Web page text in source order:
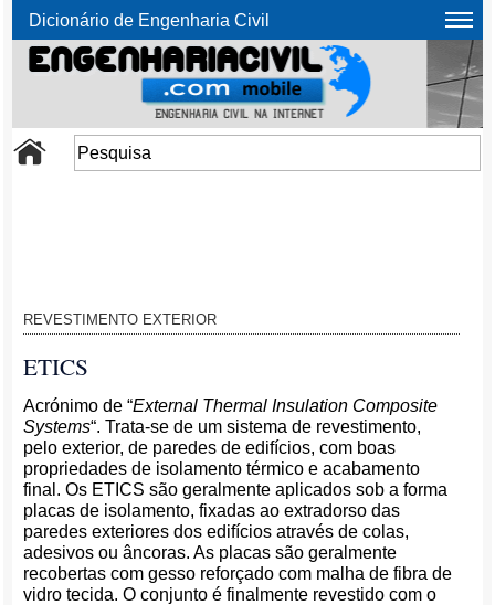
Dicionário de Engenharia Civil
REVESTIMENTO EXTERIOR
ETICS
Acrónimo de “External Thermal Insulation Composite
Systems“. Trata-se de um sistema de revestimento,
pelo exterior, de paredes de edifícios, com boas
propriedades de isolamento térmico e acabamento
final. Os ETICS são geralmente aplicados sob a forma
placas de isolamento, fixadas ao extradorso das
paredes exteriores dos edifícios através de colas,
adesivos ou âncoras. As placas são geralmente
recobertas com gesso reforçado com malha de fibra de
vidro tecida. O conjunto é finalmente revestido com o